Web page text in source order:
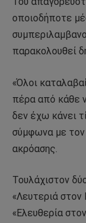
οποιοδήποτε
παρακολουθεί
«Όλοι
πέρα ​​από κάθε
δεν έχω κάνει
σύμφωνα με τον
ακρόασης.
Τουλάχιστον
«Λευτεριά
«Ελευθερία